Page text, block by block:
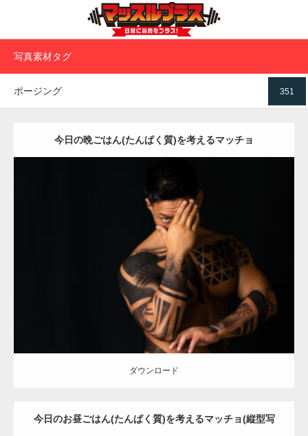
写真素材タグ
351
ポージング
今日の晩ごはん(たんぱく質)を考えるマッチョ
2021.12.21
アートなマッチョ オレンジの人 TOSHI(大胸筋)
ダウンロード
ダウンロード
今日のお昼ごはん(たんぱく質)を考えるマッチョ(縦型写